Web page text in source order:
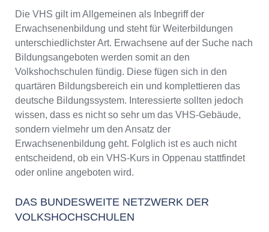
Die VHS gilt im Allgemeinen als Inbegriff der
Erwachsenenbildung und steht für Weiterbildungen
unterschiedlichster Art. Erwachsene auf der Suche nach
Bildungsangeboten werden somit an den
Volkshochschulen fündig. Diese fügen sich in den
quartären Bildungsbereich ein und komplettieren das
deutsche Bildungssystem. Interessierte sollten jedoch
wissen, dass es nicht so sehr um das VHS-Gebäude,
sondern vielmehr um den Ansatz der
Erwachsenenbildung geht. Folglich ist es auch nicht
entscheidend, ob ein VHS-Kurs in Oppenau stattfindet
oder online angeboten wird.
DAS BUNDESWEITE NETZWERK DER
VOLKSHOCHSCHULEN